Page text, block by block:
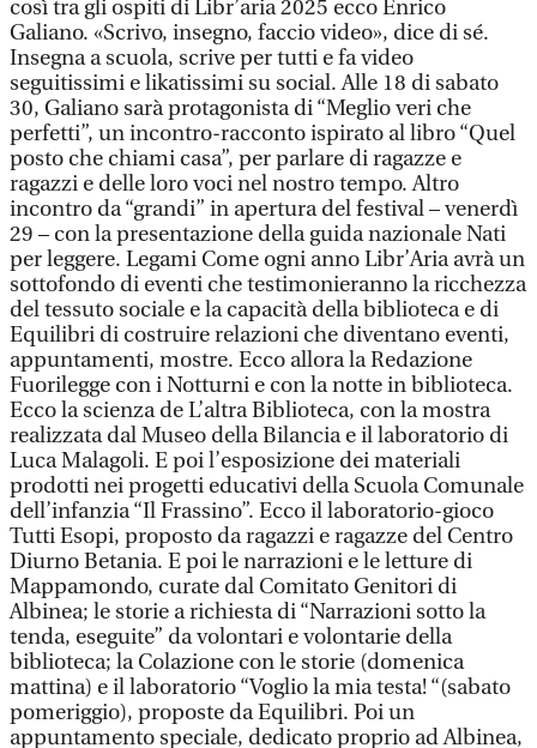
così tra gli ospiti di Libr’aria 2025 ecco Enrico
Galiano. «Scrivo, insegno, faccio video», dice di sé.
Insegna a scuola, scrive per tutti e fa video
seguitissimi e likatissimi su social. Alle 18 di sabato
30, Galiano sarà protagonista di “Meglio veri che
perfetti”, un incontro-racconto ispirato al libro “Quel
posto che chiami casa”, per parlare di ragazze e
ragazzi e delle loro voci nel nostro tempo. Altro
incontro da “grandi” in apertura del festival – venerdì
29 – con la presentazione della guida nazionale Nati
per leggere. Legami Come ogni anno Libr’Aria avrà un
sottofondo di eventi che testimonieranno la ricchezza
del tessuto sociale e la capacità della biblioteca e di
Equilibri di costruire relazioni che diventano eventi,
appuntamenti, mostre. Ecco allora la Redazione
Fuorilegge con i Notturni e con la notte in biblioteca.
Ecco la scienza de L’altra Biblioteca, con la mostra
realizzata dal Museo della Bilancia e il laboratorio di
Luca Malagoli. E poi l’esposizione dei materiali
prodotti nei progetti educativi della Scuola Comunale
dell’infanzia “Il Frassino”. Ecco il laboratorio-gioco
Tutti Esopi, proposto da ragazzi e ragazze del Centro
Diurno Betania. E poi le narrazioni e le letture di
Mappamondo, curate dal Comitato Genitori di
Albinea; le storie a richiesta di “Narrazioni sotto la
tenda, eseguite” da volontari e volontarie della
biblioteca; la Colazione con le storie (domenica
mattina) e il laboratorio “Voglio la mia testa! “(sabato
pomeriggio), proposte da Equilibri. Poi un
appuntamento speciale, dedicato proprio ad Albinea,